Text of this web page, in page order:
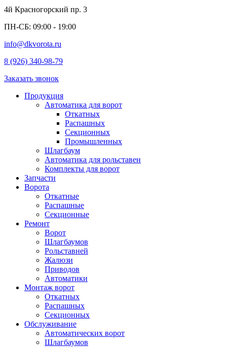
4й Красногорский пр. 3
ПН-СБ: 09:00 - 19:00
info@dkvorota.ru
8 (926) 340-98-79
Заказать звонок
Продукция
Автоматика для ворот
Откатных
Распашных
Секционных
Промышленных
Шлагбаум
Автоматика для рольставен
Комплекты для ворот
Запчасти
Ворота
Откатные
Распашные
Секционные
Ремонт
Ворот
Шлагбаумов
Рольставней
Жалюзи
Приводов
Автоматики
Монтаж ворот
Откатных
Распашных
Секционных
Обслуживание
Автоматических ворот
Шлагбаумов